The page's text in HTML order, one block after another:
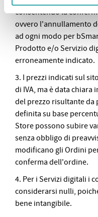
consentendo la
ovvero l'annullamento
ad ogni modo per
Prodotto e/o Servizio
erroneamente indicato.
3. I prezzi indicati sul
di IVA, ma è data
del prezzo risultante da
definita su base
Store possono subire
senza obbligo di
modificano gli Ordini
conferma dell'ordine.
4. Per i Servizi digitali i
considerarsi nulli,
bene intangibile.